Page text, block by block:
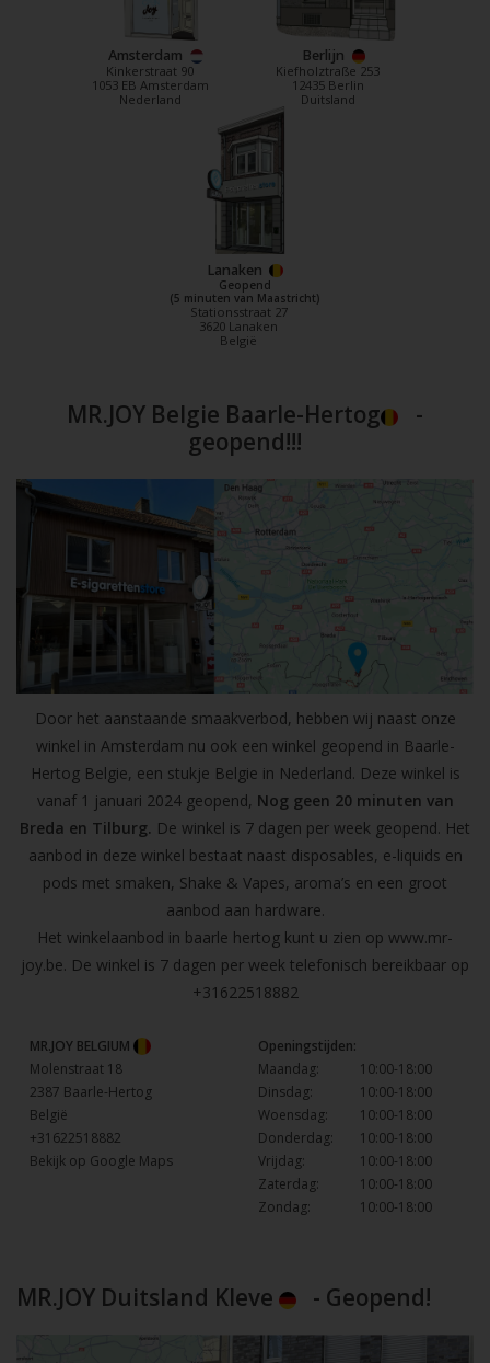
Amsterdam
Kinkerstraat 90
1053 EB Amsterdam
Nederland
Berlijn
Kiefholztraße 253
12435 Berlin
Duitsland
Lanaken
Geopend
(5 minuten van Maastricht)
Stationsstraat 27
3620 Lanaken
België
MR.JOY Belgie Baarle-Hertog
-
geopend!!!
Door het aanstaande smaakverbod, hebben wij naast onze
winkel in Amsterdam nu ook een winkel geopend in Baarle-
Hertog Belgie, een stukje Belgie in Nederland. Deze winkel is
vanaf 1 januari 2024 geopend, Nog geen 20 minuten van
Breda en Tilburg. De winkel is 7 dagen per week geopend. Het
aanbod in deze winkel bestaat naast disposables, e-liquids en
pods met smaken, Shake & Vapes, aroma’s en een groot
aanbod aan hardware.
Het winkelaanbod in baarle hertog kunt u zien op www.mr-
joy.be. De winkel is 7 dagen per week telefonisch bereikbaar op
+31622518882
MR.JOY BELGIUM
Molenstraat 18
2387 Baarle-Hertog
België
+31622518882
Bekijk op Google Maps
Openingstijden:
Maandag:
10:00-18:00
Dinsdag:
10:00-18:00
Woensdag:
10:00-18:00
Donderdag:
10:00-18:00
Vrijdag:
10:00-18:00
Zaterdag:
10:00-18:00
Zondag:
10:00-18:00
MR.JOY Duitsland Kleve - Geopend!